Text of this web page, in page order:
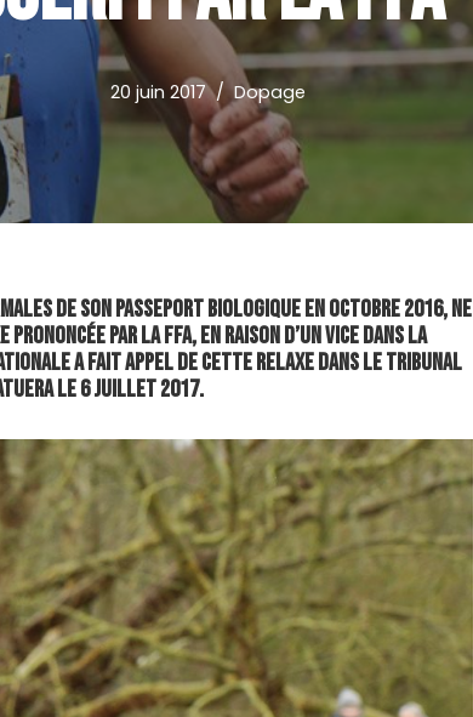
20 juin 2017 Dopage
de son passeport biologique en octobre 2016, ne
par la FFA, en raison d’un vice dans la
a fait appel de cette relaxe dans le Tribunal
le 6 juillet 2017.